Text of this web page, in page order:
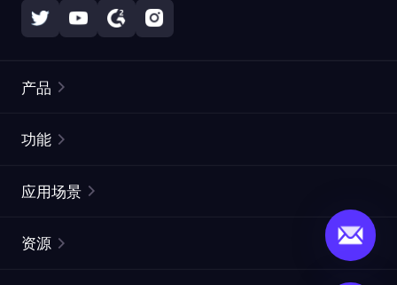
产品
静态住宅代理
功能
ISP代理
应用场景
资源